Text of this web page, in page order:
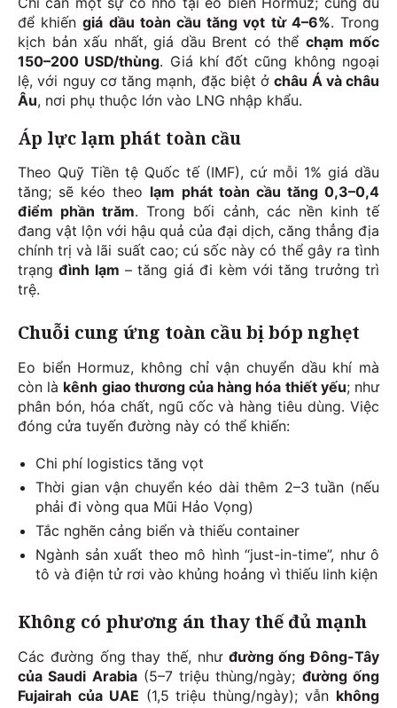
để khiếngiá dầu toàn cầu tăng vọt từ 4–6%. Trong
kịch bản xấu nhất, giá dầu Brent có thể chạm mốc
150–200 USD/thùng. Giá khí đốt cũng không ngoại
lệ, với nguy cơ tăng mạnh, đặc biệt ởchâu Á và châu
Âu, nơi phụ thuộc lớn vào LNG nhập khẩu.
Áp lực lạm phát toàn cầu
Theo Quỹ Tiền tệ Quốc tế (IMF), cứ mỗi 1% giá dầu
tăng; sẽ kéo theo lạm phát toàn cầu tăng 0,3–0,4
điểm phần trăm. Trong bối cảnh, các nền kinh tế
đang vật lộn với hậu quả của đại dịch, căng thẳng địa
chính trị và lãi suất cao; cú sốc này có thể gây ra tình
trạngđình lạm – tăng giá đi kèm với tăng trưởng trì
trệ.
Chuỗi cung ứng toàn cầu bị bóp nghẹt
Eo biển Hormuz, không chỉ vận chuyển dầu khí mà
còn là kênh giao thương của hàng hóa thiết yếu; như
phân bón, hóa chất, ngũ cốc và hàng tiêu dùng. Việc
đóng cửa tuyến đường này có thể khiến:
Chi phí logistics tăng vọt
Thời gian vận chuyển kéo dài thêm 2–3 tuần (nếu
phải đi vòng qua Mũi Hảo Vọng)
Tắc nghẽn cảng biển và thiếu container
Ngành sản xuất theo mô hình “just-in-time”, như ô
tô và điện tử rơi vào khủng hoảng vì thiếu linh kiện
Không có phương án thay thế đủ mạnh
Các đường ống thay thế, như đường ống Đông-Tây
của Saudi Arabia(5–7 triệu thùng/ngày; đường ống
Fujairah của UAE (1,5 triệu thùng/ngày); vẫn không